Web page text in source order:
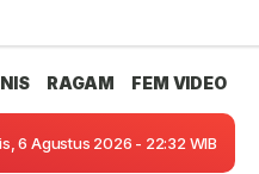
RAGAM FEM VIDEO
6 Agustus 2026 - 22:32 WIB